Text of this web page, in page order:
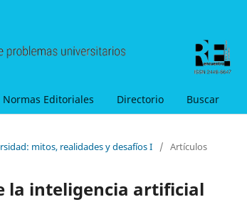
Normas Editoriales Directorio Buscar
mitos, realidades y desafíos I / Artículos
la inteligencia artificial